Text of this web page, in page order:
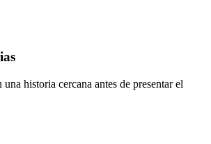
historia cercana antes de presentar el